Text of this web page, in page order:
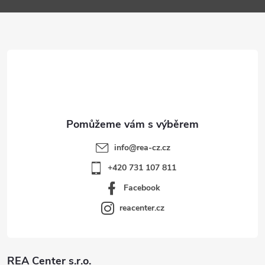
a
REA Center s.r.o.
info@rea-cz.cz
+420 731 107 811
Facebook
reacenter.cz